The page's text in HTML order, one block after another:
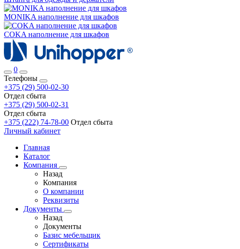
MONIKA наполнение для шкафов
COKA наполнение для шкафов
0
Телефоны
+375 (29) 500-02-30
Отдел сбыта
+375 (29) 500-02-31
Отдел сбыта
+375 (222) 74-78-00 Отдел сбыта
Личный кабинет
Главная
Каталог
Компания
Назад
Компания
О компании
Реквизиты
Документы
Назад
Документы
Базис мебельщик
Сертификаты